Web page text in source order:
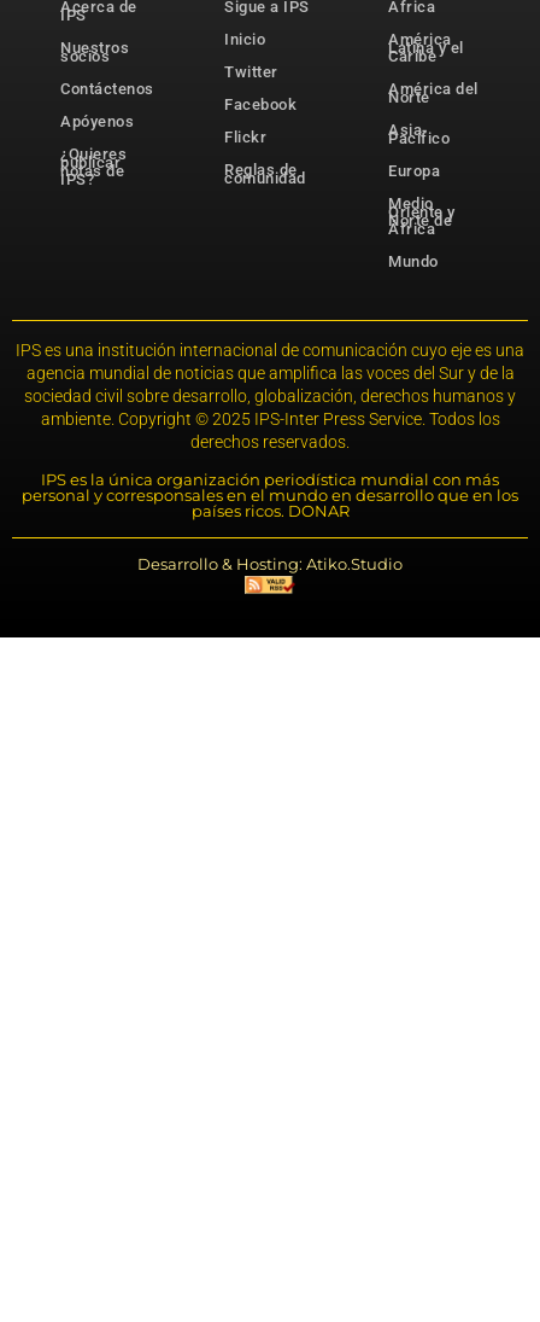
Acerca de
IPS
Nuestros
socios
Contáctenos
Apóyenos
¿Quieres
publicar
notas de
IPS?
Sigue a IPS
Inicio
Twitter
Facebook
Flickr
Reglas de
comunidad
África
América
Latina y el
Caribe
América del
Norte
Asia-
Pacífico
Europa
Medio
Oriente y
Norte de
África
Mundo
IPS es una institución internacional de comunicación cuyo eje es una
agencia mundial de noticias que amplifica las voces del Sur y de la
sociedad civil sobre desarrollo, globalización, derechos humanos y
ambiente. Copyright © 2025 IPS-Inter Press Service. Todos los
derechos reservados.
IPS es la única organización periodística mundial con más
personal y corresponsales en el mundo en desarrollo que en los
países ricos. DONAR
Desarrollo & Hosting: Atiko.Studio